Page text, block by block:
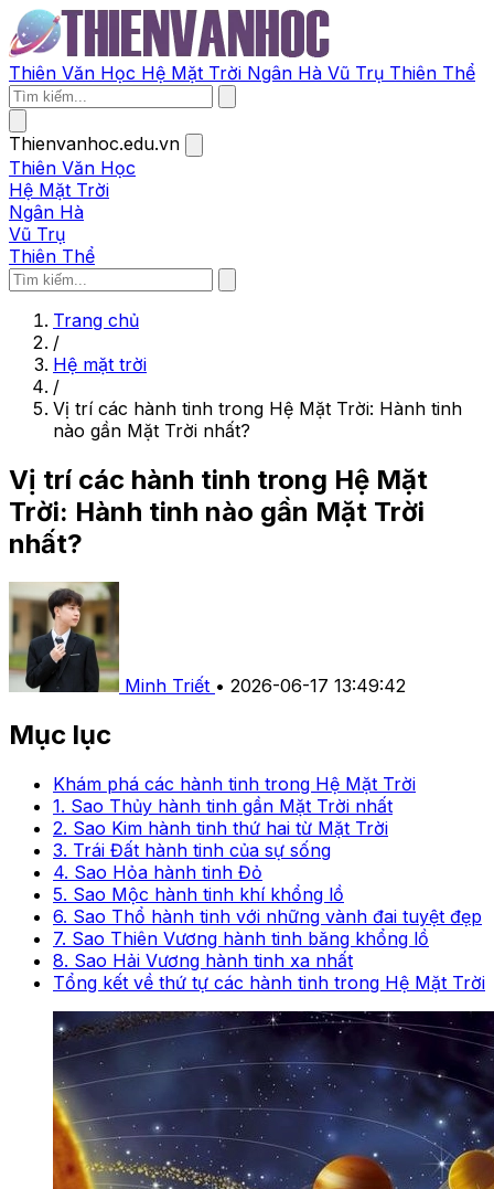
Thiên Văn Học Hệ Mặt Trời Ngân Hà Vũ Trụ Thiên Thể
Thienvanhoc.edu.vn
Thiên Văn Học
Hệ Mặt Trời
Ngân Hà
Vũ Trụ
Thiên Thể
Trang chủ
/
Hệ mặt trời
/
Vị trí các hành tinh trong Hệ Mặt Trời: Hành tinh
nào gần Mặt Trời nhất?
Vị trí các hành tinh trong Hệ Mặt
Trời: Hành tinh nào gần Mặt Trời
nhất?
Minh Triết • 2026-06-17 13:49:42
Mục lục
Khám phá các hành tinh trong Hệ Mặt Trời
1. Sao Thủy hành tinh gần Mặt Trời nhất
2. Sao Kim hành tinh thứ hai từ Mặt Trời
3. Trái Đất hành tinh của sự sống
4. Sao Hỏa hành tinh Đỏ
5. Sao Mộc hành tinh khí khổng lồ
6. Sao Thổ hành tinh với những vành đai tuyệt đẹp
7. Sao Thiên Vương hành tinh băng khổng lồ
8. Sao Hải Vương hành tinh xa nhất
Tổng kết về thứ tự các hành tinh trong Hệ Mặt Trời